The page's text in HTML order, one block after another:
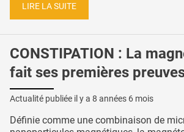
LIRE LA SUITE
CONSTIPATION : La
fait ses premières
Actualité publiée il y a 8 années 6 mois
Définie comme une combinaison de